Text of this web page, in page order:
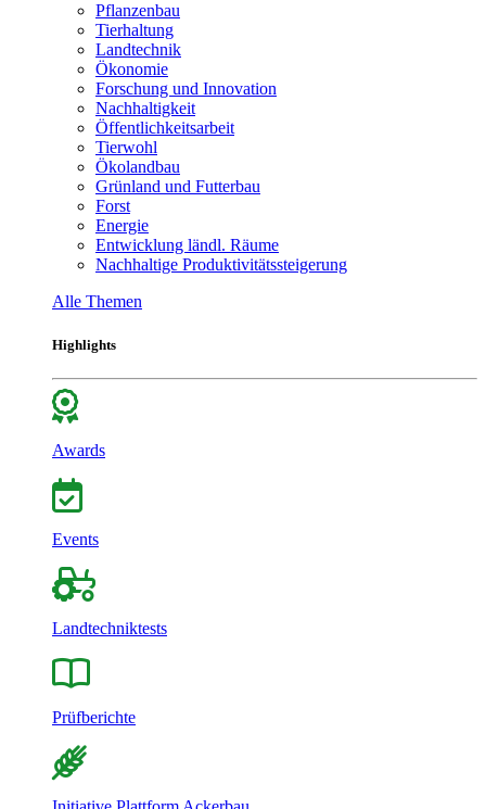
Pflanzenbau
Tierhaltung
Landtechnik
Ökonomie
Forschung und Innovation
Nachhaltigkeit
Öffentlichkeitsarbeit
Tierwohl
Ökolandbau
Grünland und Futterbau
Forst
Energie
Entwicklung ländl. Räume
Nachhaltige Produktivitätssteigerung
Alle Themen
Highlights
Awards
Events
Landtechniktests
Prüfberichte